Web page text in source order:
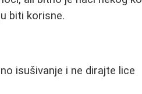
biti korisne.
isušivanje i ne dirajte lice